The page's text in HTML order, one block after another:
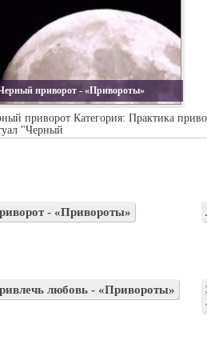
приворот - «Привороты»
приворот Категория: Практика
"Черный
- «Привороты»
любовь - «Привороты»